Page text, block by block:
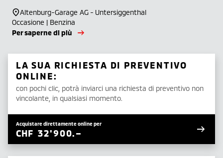
Altenburg-Garage AG - Untersiggenthal
Occasione | Benzina
Per saperne di più
LA SUA RICHIESTA DI PREVENTIVO
ONLINE:
con pochi clic, potrà inviarci una richiesta di preventivo non
vincolante, in qualsiasi momento.
Acquistare direttamente online per
CHF 32'900.–